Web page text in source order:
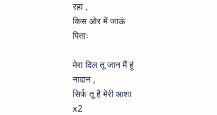
रहा ,
किस ओर में जाऊं
पिताः
मेरा दिल तू जान मैं हूं
नादान ,
सिर्फ तू है मेरी आशा
x2